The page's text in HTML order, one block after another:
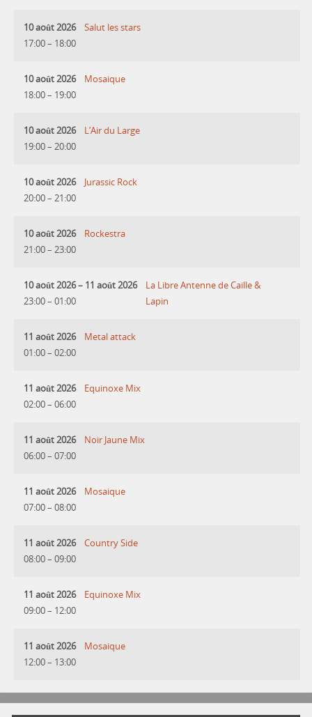
10 août 2026
17:00– 18:00
Salut les stars
10 août 2026
18:00– 19:00
Mosaique
10 août 2026
19:00– 20:00
L’Air du Large
10 août 2026
20:00– 21:00
Jurassic Rock
10 août 2026
21:00– 23:00
Rockestra
10 août 2026– 11 août 2026
23:00– 01:00
La Libre Antenne de Caille &
Lapin
11 août 2026
01:00– 02:00
Metal attack
11 août 2026
02:00– 06:00
Equinoxe Mix
11 août 2026
06:00– 07:00
Noir Jaune Mix
11 août 2026
07:00– 08:00
Mosaique
11 août 2026
08:00– 09:00
Country Side
11 août 2026
09:00– 12:00
Equinoxe Mix
11 août 2026
12:00– 13:00
Mosaique